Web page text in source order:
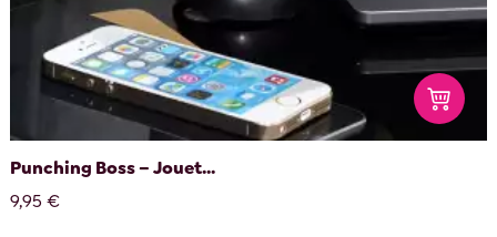
Punching Boss – Jouet...
9,95 €